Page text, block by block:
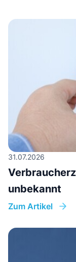
31.07.2026
unbekannt
Zum Artikel